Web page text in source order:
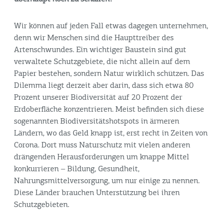
Wir können auf jeden Fall etwas dagegen unternehmen,
denn wir Menschen sind die Haupttreiber des
Artenschwundes. Ein wichtiger Baustein sind gut
verwaltete Schutzgebiete, die nicht allein auf dem
Papier bestehen, sondern Natur wirklich schützen. Das
Dilemma liegt derzeit aber darin, dass sich etwa 80
Prozent unserer Biodiversität auf 20 Prozent der
Erdoberfläche konzentrieren. Meist befinden sich diese
sogenannten Biodiversitätshotspots in ärmeren
Ländern, wo das Geld knapp ist, erst recht in Zeiten von
Corona. Dort muss Naturschutz mit vielen anderen
drängenden Herausforderungen um knappe Mittel
konkurrieren – Bildung, Gesundheit,
Nahrungsmittelversorgung, um nur einige zu nennen.
Diese Länder brauchen Unterstützung bei ihren
Schutzgebieten.